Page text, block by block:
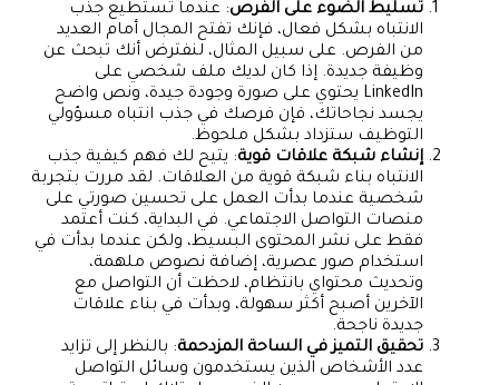
تسليط الضوء على الفرص: عندما تستطيع جذب
الانتباه بشكل فعال، فإنك تفتح المجال أمام العديد
من الفرص. على سبيل المثال، لنفترض أنك تبحث عن
وظيفة جديدة. إذا كان لديك ملف شخصي على
LinkedIn يحتوي على صورة وجودة جيدة، ونص واضح
يجسد نجاحاتك، فإن فرصك في جذب انتباه مسؤولي
التوظيف ستزداد بشكل ملحوظ.
إنشاء شبكة علاقات قوية: يتيح لك فهم كيفية جذب
الانتباه بناء شبكة قوية من العلاقات. لقد مررت بتجربة
شخصية عندما بدأت العمل على تحسين صورتي على
منصات التواصل الاجتماعي. في البداية، كنت أعتمد
فقط على نشر المحتوى البسيط، ولكن عندما بدأت في
استخدام صور عصرية، إضافة نصوص ملهمة،
وتحديث محتواي بانتظام، لاحظت أن التواصل مع
الآخرين أصبح أكثر سهولة، وبدأت في بناء علاقات
جديدة ناجحة.
تحقيق التميز في الساحة المزدحمة: بالنظر إلى تزايد
عدد الأشخاص الذين يستخدمون وسائل التواصل